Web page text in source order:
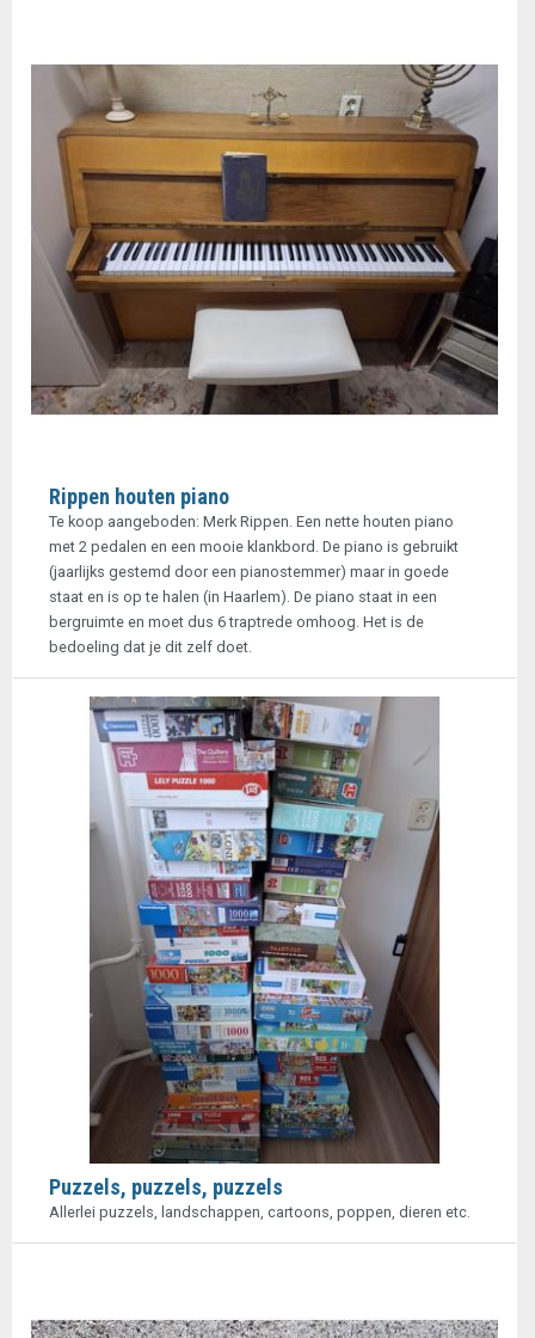
Rippen houten piano
Te koop aangeboden: Merk Rippen. Een nette houten piano
met 2 pedalen en een mooie klankbord. De piano is gebruikt
(jaarlijks gestemd door een pianostemmer) maar in goede
staat en is op te halen (in Haarlem). De piano staat in een
bergruimte en moet dus 6 traptrede omhoog. Het is de
bedoeling dat je dit zelf doet.
Puzzels, puzzels, puzzels
Allerlei puzzels, landschappen, cartoons, poppen, dieren etc.